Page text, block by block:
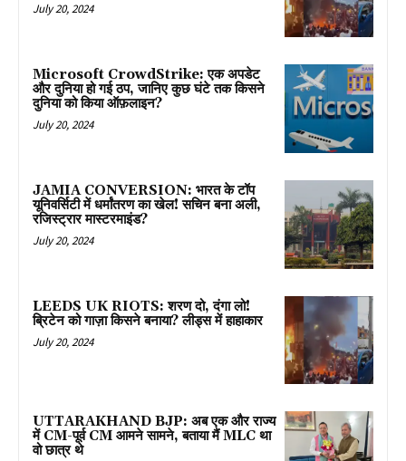
July 20, 2024
Microsoft CrowdStrike: एक अपडेट
और दुनिया हो गई ठप, जानिए कुछ घंटे तक किसने
दुनिया को किया ऑफ़लाइन?
July 20, 2024
JAMIA CONVERSION: भारत के टॉप
यूनिवर्सिटी में धर्मांतरण का खेल! सचिन बना अली,
रजिस्ट्रार मास्टरमाइंड?
July 20, 2024
LEEDS UK RIOTS: शरण दो, दंगा लो!
ब्रिटेन को गाज़ा किसने बनाया? लीड्स में हाहाकार
July 20, 2024
UTTARAKHAND BJP: अब एक और राज्य
में CM-पूर्व CM आमने सामने, बताया मैं MLC था
वो छात्र थे